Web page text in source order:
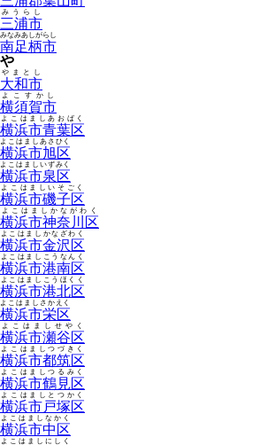
三浦市
みうらし
南足柄市
みなみあしがらし
や
大和市
やまとし
横須賀市
よこすかし
横浜市青葉区
よこはましあおばく
横浜市旭区
よこはましあさひく
横浜市泉区
よこはましいずみく
横浜市磯子区
よこはましいそごく
横浜市神奈川区
よこはましかながわく
横浜市金沢区
よこはましかなざわく
横浜市港南区
よこはましこうなんく
横浜市港北区
よこはましこうほくく
横浜市栄区
よこはましさかえく
横浜市瀬谷区
よこはましせやく
横浜市都筑区
よこはましつづきく
横浜市鶴見区
よこはましつるみく
横浜市戸塚区
よこはましとつかく
横浜市中区
よこはましなかく
よこはましにしく